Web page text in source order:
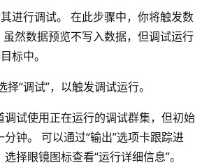
进行调试。 在此步骤中，你将触发数
然数据预览不写入数据，但调试运行
标中。
“调试”，以触发调试运行。
调试使用正在运行的调试群集，但初始
钟。 可以通过“输出”选项卡跟踪进
择眼镜图标查看“运行详细信息”。